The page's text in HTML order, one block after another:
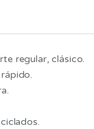
regular, clásico.